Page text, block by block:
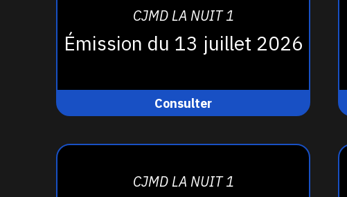
CJMD LA NUIT 1
Émission du 13 juillet 2026
Consulter
CJMD LA NUIT 1